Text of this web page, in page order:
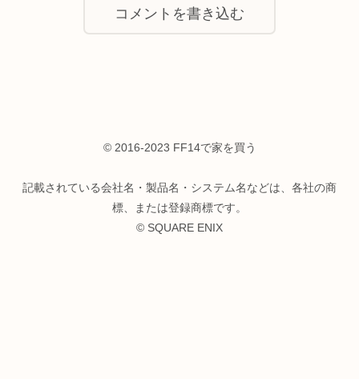
コメントを書き込む
© 2016-2023 FF14で家を買う
記載されている会社名・製品名・システム名などは、各社の商
標、または登録商標です。
© SQUARE ENIX